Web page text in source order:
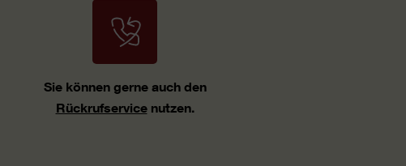
Sie können gerne auch den
Rückrufservicenutzen.